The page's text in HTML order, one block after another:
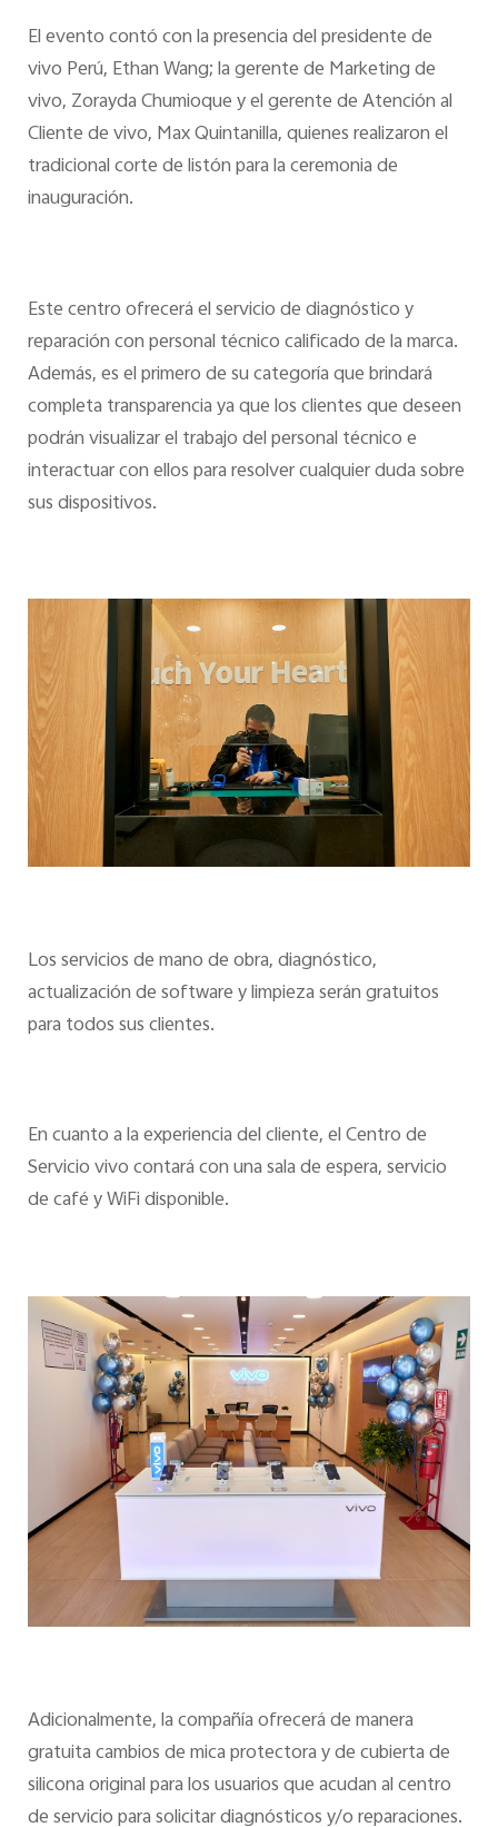
El evento contó con la presencia del presidente de
vivo Perú, Ethan Wang; la gerente de Marketing de
vivo, Zorayda Chumioque y el gerente de Atención al
Cliente de vivo, Max Quintanilla, quienes realizaron el
tradicional corte de listón para la ceremonia de
inauguración.
Este centro ofrecerá el servicio de diagnóstico y
reparación con personal técnico calificado de la marca.
Además, es el primero de su categoría que brindará
completa transparencia ya que los clientes que deseen
podrán visualizar el trabajo del personal técnico e
interactuar con ellos para resolver cualquier duda sobre
sus dispositivos.
Los servicios de mano de obra, diagnóstico,
actualización de software y limpieza serán gratuitos
para todos sus clientes.
En cuanto a la experiencia del cliente, el Centro de
Servicio vivo contará con una sala de espera, servicio
de café y WiFi disponible.
Adicionalmente, la compañía ofrecerá de manera
gratuita cambios de mica protectora y de cubierta de
silicona original para los usuarios que acudan al centro
de servicio para solicitar diagnósticos y/o reparaciones.